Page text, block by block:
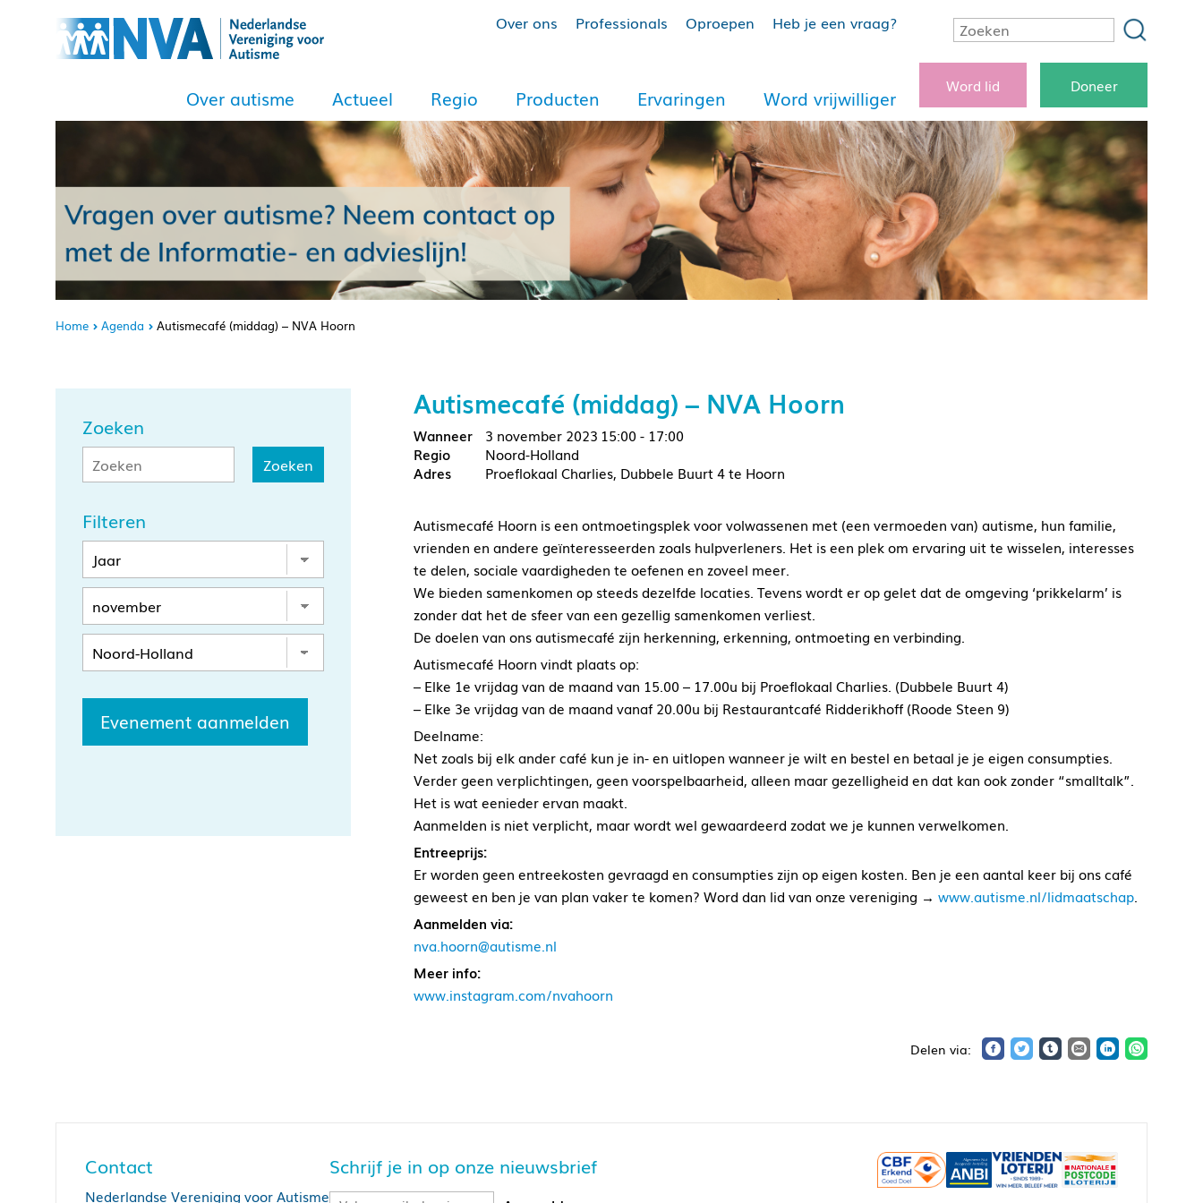
Over ons Professionals Oproepen Heb je een vraag?
Over autisme Actueel Regio Producten Ervaringen Word vrijwilliger
Word lid Doneer
Home Agenda Autismecafé (middag) – NVA Hoorn
Zoeken
Filteren
Evenement aanmelden
Autismecafé (middag) – NVA Hoorn
3 november 2023 15:00 - 17:00
Noord-Holland
Proeflokaal Charlies, Dubbele Buurt 4 te Hoorn
Autismecafé Hoorn is een ontmoetingsplek voor volwassenen met (een vermoeden van) autisme, hun familie,
vrienden en andere geïnteresseerden zoals hulpverleners. Het is een plek om ervaring uit te wisselen, interesses
te delen, sociale vaardigheden te oefenen en zoveel meer.
We bieden samenkomen op steeds dezelfde locaties. Tevens wordt er op gelet dat de omgeving ‘prikkelarm’ is
zonder dat het de sfeer van een gezellig samenkomen verliest.
De doelen van ons autismecafé zijn herkenning, erkenning, ontmoeting en verbinding.
Autismecafé Hoorn vindt plaats op:
– Elke 1e vrijdag van de maand van 15.00 – 17.00u bij Proeflokaal Charlies. (Dubbele Buurt 4)
– Elke 3e vrijdag van de maand vanaf 20.00u bij Restaurantcafé Ridderikhoff (Roode Steen 9)
Deelname:
Net zoals bij elk ander café kun je in- en uitlopen wanneer je wilt en bestel en betaal je je eigen consumpties.
Verder geen verplichtingen, geen voorspelbaarheid, alleen maar gezelligheid en dat kan ook zonder “smalltalk”.
Het is wat eenieder ervan maakt.
Aanmelden is niet verplicht, maar wordt wel gewaardeerd zodat we je kunnen verwelkomen.
Entreeprijs:
Er worden geen entreekosten gevraagd en consumpties zijn op eigen kosten. Ben je een aantal keer bij ons café
geweest en ben je van plan vaker te komen? Word dan lid van onze vereniging → www.autisme.nl/lidmaatschap.
Aanmelden via:
nva.hoorn@autisme.nl
Meer info:
www.instagram.com/nvahoorn
Contact
Nederlandse Vereniging voor Autisme
Schrijf je in op onze nieuwsbrief